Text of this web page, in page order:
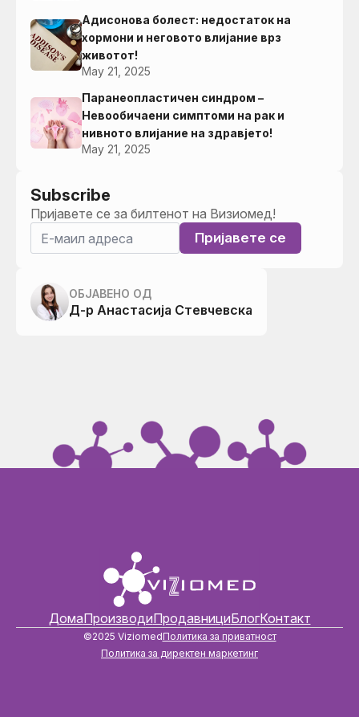
Адисонова болест: недостаток на
хормони и неговото влијание врз
животот!
May 21, 2025
Паранеопластичен синдром –
Невообичаени симптоми на рак и
нивното влијание на здравјето!
May 21, 2025
Subscribe
Пријавете се за билтенот на Визиомед!
Пријавете се
ОБЈАВЕНО ОД
Д-р Анастасија Стевчевска
ДомаПроизводиПродавнициБлогКонтакт
©2025 ViziomedПолитика за приватност
Политика за директен маркетинг